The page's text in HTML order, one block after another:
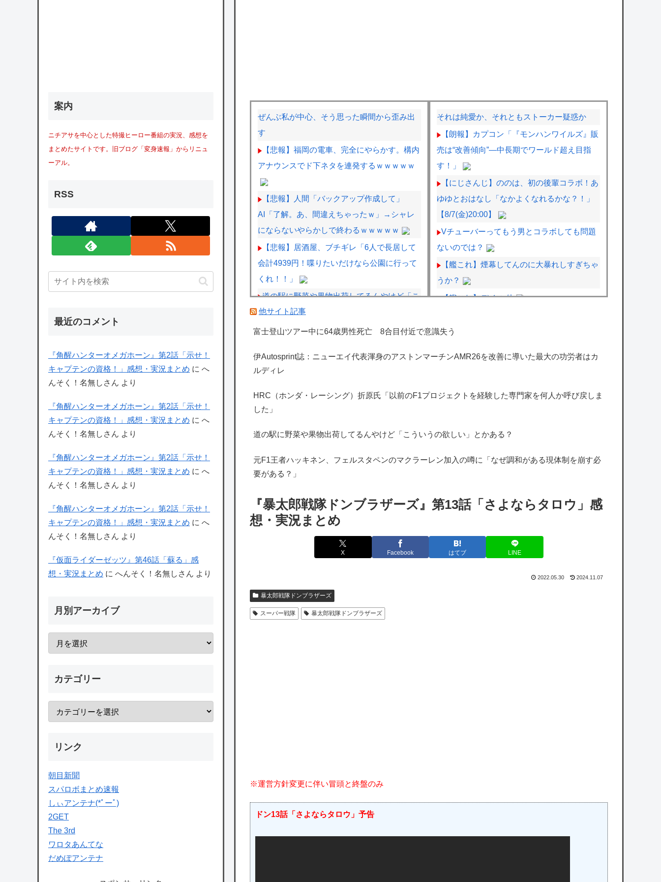
ぜんぶ私が中心、そう思った瞬間から歪み出
す
【悲報】福岡の電車、完全にやらかす。構内
アナウンスでド下ネタを連発するｗｗｗｗｗ
【悲報】人間「バックアップ作成して」
AI「了解。あ、間違えちゃったｗ」→シャレ
にならないやらかしで終わるｗｗｗｗｗ
【悲報】居酒屋、ブチギレ「6人で長居して
会計4939円！喋りたいだけなら公園に行って
くれ！！」
道の駅に野菜や果物出荷してるんやけど「こ
ういうの欲しい」とかある？
車のエアコンは外気取入派？それとも内気循
HRC（ホンダ・レーシング）折原氏「以前
呼び戻しました」
ペレスとキャデラックF1の契約は2026年の1
海外「日本は特別！」日本の地震支援を申し
出たあの親日経営者に海外が大騒ぎ
の為替介入再びで海外が大騒ぎ
韓国人「実は日本経済を支えて生かしている
のは韓国人である理由がこちら…」→「日本
も感謝してるらしい…（ﾌﾞﾙﾌﾞﾙ」＝韓国の反
海外「日本よ、お前がナンバーワンだ」 熊
本地震直後の日本の対応のスピードに世界が
衝撃
でやる隊はそれぞれどの位いるんだろうか特
別課題消化時は別として
それは純愛か、それともストーカー疑惑か
【朗報】カプコン「『モンハンワイルズ』販
売は“改善傾向”―中長期でワールド超え目指
す！」
【にじさんじ】ののは、初の後輩コラボ！あ
ゆゆとおはなし「なかよくなれるかな？！」
【8/7(金)20:00】
Vチューバーってもう男とコラボしても問題
ないのでは？
【艦これ】煙幕してんのに大暴れしすぎちゃ
うか？
【艦これ】デイス 他
【悲報】女さん、少年ジャンプのグッズを43
【悲報】有名漫画家「体重の減少が止まりま
スーパーにも導入へ
を出し始めた…！
【ミリマス】静香との出会いを存在しない記
【シャニマス】みんなに日焼け止めを塗る灯
【悲報】吉田マサops.740 岡本カズops.742
他サイト記事
富士登山ツアー中に64歳男性死亡 8合目付近で意識失う
伊Autosprint誌：ニューエイ代表渾身のアストンマーチンAMR26を改善に導いた最大の功労者はカ
ルディレ
HRC（ホンダ・レーシング）折原氏「以前のF1プロジェクトを経験した専門家を何人か呼び戻しま
した」
道の駅に野菜や果物出荷してるんやけど「こういうの欲しい」とかある？
元F1王者ハッキネン、フェルスタペンのマクラーレン加入の噂に「なぜ調和がある現体制を崩す必
要がある？」
『暴太郎戦隊ドンブラザーズ』第13話「さよならタロウ」感
想・実況まとめ
X Facebook はてブ LINE
2022.05.30 2024.11.07
暴太郎戦隊ドンブラザーズ
スーパー戦隊 暴太郎戦隊ドンブラザーズ
※運営方針変更に伴い冒頭と終盤のみ
ドン13話「さよならタロウ」予告
案内
ニチアサを中心とした特撮ヒーロー番組の実況、感想を
まとめたサイトです。旧ブログ「変身速報」からリニュ
ーアル。
RSS
最近のコメント
『角醒ハンターオメガホーン』第2話「示せ！
キャプテンの資格！」感想・実況まとめ に へ
んそく！名無しさん より
『角醒ハンターオメガホーン』第2話「示せ！
キャプテンの資格！」感想・実況まとめ に へ
んそく！名無しさん より
『角醒ハンターオメガホーン』第2話「示せ！
キャプテンの資格！」感想・実況まとめ に へ
んそく！名無しさん より
『角醒ハンターオメガホーン』第2話「示せ！
キャプテンの資格！」感想・実況まとめ に へ
んそく！名無しさん より
『仮面ライダーゼッツ』第46話「蘇る」感
想・実況まとめ に へんそく！名無しさん より
月別アーカイブ
カテゴリー
リンク
朝目新聞
スパロボまとめ速報
しぃアンテナ(*ﾟーﾟ)
2GET
The 3rd
ワロタあんてな
だめぽアンテナ